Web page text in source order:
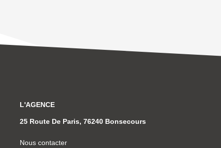
L'AGENCE
25 Route De Paris, 76240 Bonsecours
Nous contacter